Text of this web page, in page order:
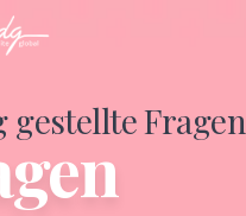
gestellte Fragen